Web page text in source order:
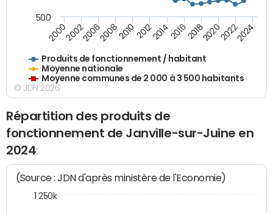
Produits de fonctionnement / habitant
Moyenne nationale
Moyenne communes de 2 000 à 3 500 habitants
200020022006200820102012201420162018202020222024
500
© JDN 2026
Répartition des produits de
fonctionnement de Janville-sur-Juine en
2024
(Source : JDN d'après ministère de l'Economie)
1 250k